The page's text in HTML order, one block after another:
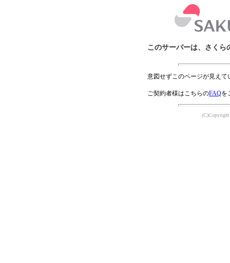
このサーバーは、さくら
意図せずこのページが見え
ご契約者様はこちらのFAQを